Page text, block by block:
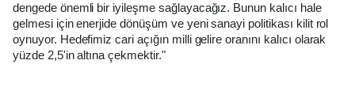
dengede önemli bir iyileşme sağlayacağız. Bunun kalıcı hale
gelmesi için enerjide dönüşüm ve yeni sanayi politikası kilit rol
oynuyor. Hedefimiz cari açığın milli gelire oranını kalıcı olarak
yüzde 2,5'in altına çekmektir."